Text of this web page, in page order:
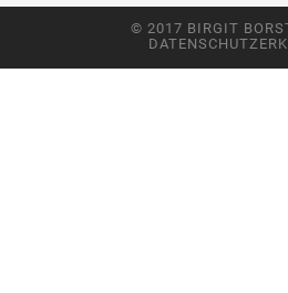
© 2017 BIRGIT